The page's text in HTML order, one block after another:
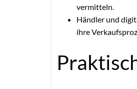
vermitteln.
Händler und
ihre